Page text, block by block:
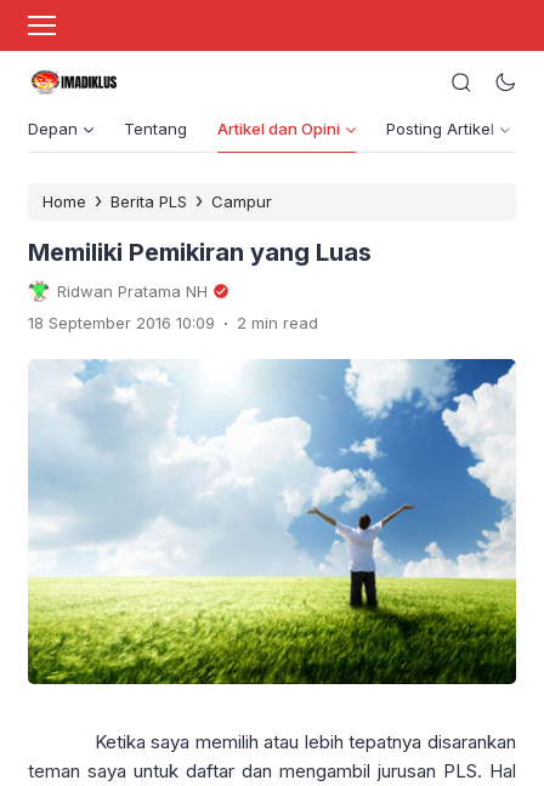
Depan Tentang Artikel dan Opini Posting Artikel
Home › Berita PLS › Campur
Memiliki Pemikiran yang Luas
Ridwan Pratama NH
18 September 2016 10:09 . 2 min read
Ketika saya memilih atau lebih tepatnya disarankan
teman saya untuk daftar dan mengambil jurusan PLS. Hal